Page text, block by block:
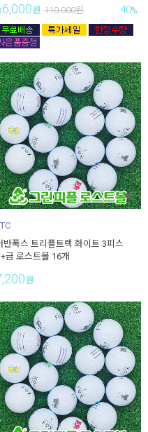
원 110,000원 40%
반폭스 트리플트랙 화이트 3피스
급 로스트볼 16개
원